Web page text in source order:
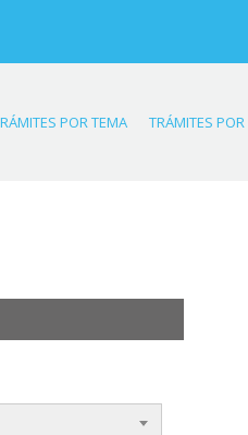
POR TEMA TRÁMITES POR